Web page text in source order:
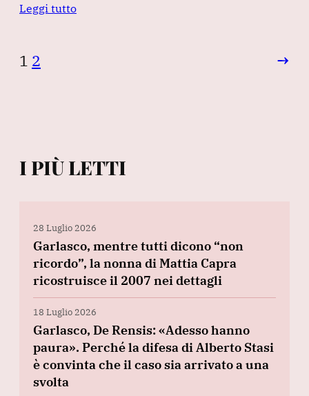
Leggi tutto
1 2 →
I PIÙ LETTI
28 Luglio 2026
Garlasco, mentre tutti dicono “non
ricordo”, la nonna di Mattia Capra
ricostruisce il 2007 nei dettagli
18 Luglio 2026
Garlasco, De Rensis: «Adesso hanno
paura». Perché la difesa di Alberto Stasi
è convinta che il caso sia arrivato a una
svolta